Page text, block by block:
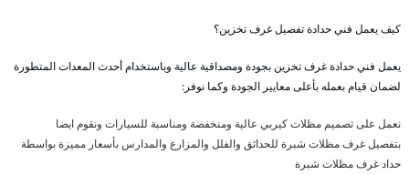
كيف يعمل فني حدادة تفصيل غرف تخزين؟
يعمل فني حدادة غرف تخزين بجودة ومصداقية عالية وباستخدام أحدث المعدات المتطورة
لضمان قيام بعمله بأعلى معايير الجودة وكما نوفر:
نعمل على تصميم مظلات كيربي عالية ومنخفضة ومناسبة للسيارات ونقوم ايضا
بتفصيل غرف مظلات شبرة للحدائق والفلل والمزارع والمدارس بأسعار مميزة بواسطة
حداد غرف مظلات شبرة